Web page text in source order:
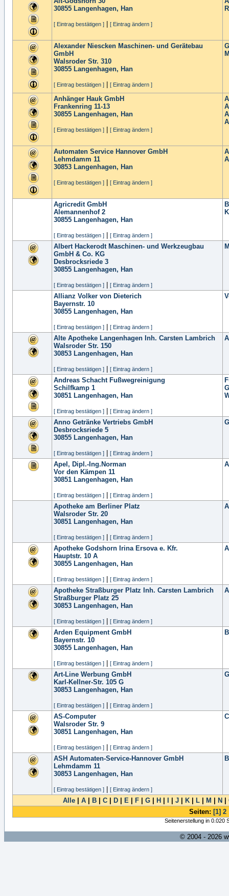
30855 Langenhagen, Han
[ Eintrag bestätigen ] [ Eintrag ändern ]
Alexander Niescken Maschinen- und Gerätebau
GmbH
Walsroder Str. 310
30855 Langenhagen, Han
[ Eintrag bestätigen ] [ Eintrag ändern ]
Anhänger Hauk GmbH
Frankenring 11-13
30855 Langenhagen, Han
[ Eintrag bestätigen ] [ Eintrag ändern ]
Automaten Service Hannover GmbH
Lehmdamm 11
30853 Langenhagen, Han
[ Eintrag bestätigen ] [ Eintrag ändern ]
Agricredit GmbH
Alemannenhof 2
30855 Langenhagen, Han
[ Eintrag bestätigen ] [ Eintrag ändern ]
Albert Hackerodt Maschinen- und Werkzeugbau
GmbH & Co. KG
Desbrocksriede 3
30855 Langenhagen, Han
[ Eintrag bestätigen ] [ Eintrag ändern ]
Allianz Volker von Dieterich
Bayernstr. 10
30855 Langenhagen, Han
[ Eintrag bestätigen ] [ Eintrag ändern ]
Alte Apotheke Langenhagen Inh. Carsten Lambrich
Walsroder Str. 150
30853 Langenhagen, Han
[ Eintrag bestätigen ] [ Eintrag ändern ]
Andreas Schacht Fußwegreinigung
Schilfkamp 1
30851 Langenhagen, Han
[ Eintrag bestätigen ] [ Eintrag ändern ]
Anno Getränke Vertriebs GmbH
Desbrocksriede 5
30855 Langenhagen, Han
[ Eintrag bestätigen ] [ Eintrag ändern ]
Apel, Dipl.-Ing.Norman
Vor den Kämpen 11
30851 Langenhagen, Han
[ Eintrag bestätigen ] [ Eintrag ändern ]
Apotheke am Berliner Platz
Walsroder Str. 20
30851 Langenhagen, Han
[ Eintrag bestätigen ] [ Eintrag ändern ]
Apotheke Godshorn Irina Ersova e. Kfr.
Hauptstr. 10 A
30855 Langenhagen, Han
[ Eintrag bestätigen ] [ Eintrag ändern ]
Apotheke Straßburger Platz Inh. Carsten Lambrich
Straßburger Platz 25
30853 Langenhagen, Han
[ Eintrag bestätigen ] [ Eintrag ändern ]
Arden Equipment GmbH
Bayernstr. 10
30855 Langenhagen, Han
[ Eintrag bestätigen ] [ Eintrag ändern ]
Art-Line Werbung GmbH
Karl-Kellner-Str. 105 G
30853 Langenhagen, Han
[ Eintrag bestätigen ] [ Eintrag ändern ]
AS-Computer
Walsroder Str. 9
30851 Langenhagen, Han
[ Eintrag bestätigen ] [ Eintrag ändern ]
ASH Automaten-Service-Hannover GmbH
Lehmdamm 11
30853 Langenhagen, Han
[ Eintrag bestätigen ] [ Eintrag ändern ]
Alle A B C D E F G H J K L M N
Seiten: [1] 2
Seitenerstellung in 0.020
© 2004 - 2026